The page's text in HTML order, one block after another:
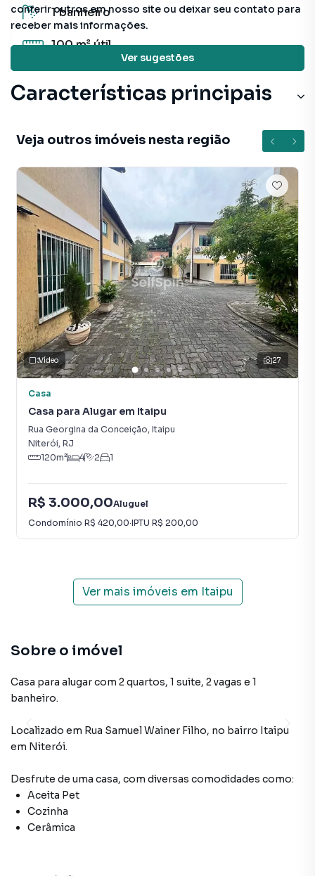
conferir outros em nosso site ou deixar seu contato para
receber mais informações.
Ver sugestões
1banheiro
100 m²útil
Características principais
Veja outros imóveis nesta região
27
Vídeo
Casa
Casa para Alugar em Itaipu
Rua Georgina da Conceição, Itaipu
Niterói, RJ
120m² 4 2 1
R$ 3.000,00Aluguel
Condomínio R$ 420,00·IPTU R$ 200,00
Ver mais imóveis em Itaipu
Sobre o imóvel
Casa para alugar com 2 quartos, 1 suite, 2 vagas e 1
banheiro.
Localizado em Rua Samuel Wainer Filho, no bairro Itaipu
em Niterói.
Desfrute de uma casa, com diversas comodidades como:
Aceita Pet
Cozinha
Cerâmica